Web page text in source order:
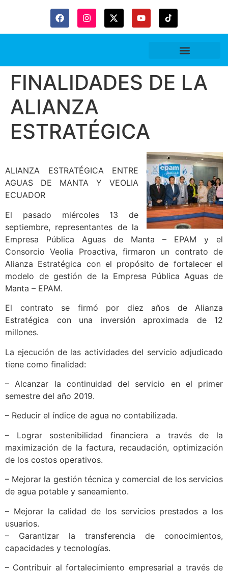
FINALIDADES DE LA
ALIANZA
ESTRATÉGICA
ALIANZA ESTRATÉGICA ENTRE
AGUAS DE MANTA Y VEOLIA
ECUADOR
El pasado miércoles 13 de
septiembre, representantes de la
Empresa Pública Aguas de Manta – EPAM y el
Consorcio Veolia Proactiva, firmaron un contrato de
Alianza Estratégica con el propósito de fortalecer el
modelo de gestión de la Empresa Pública Aguas de
Manta – EPAM.
El contrato se firmó por diez años de Alianza
Estratégica con una inversión aproximada de 12
millones.
La ejecución de las actividades del servicio adjudicado
tiene como finalidad:
– Alcanzar la continuidad del servicio en el primer
semestre del año 2019.
– Reducir el índice de agua no contabilizada.
– Lograr sostenibilidad financiera a través de la
maximización de la factura, recaudación, optimización
de los costos operativos.
– Mejorar la gestión técnica y comercial de los servicios
de agua potable y saneamiento.
– Mejorar la calidad de los servicios prestados a los
usuarios.
– Garantizar la transferencia de conocimientos,
capacidades y tecnologías.
– Contribuir al fortalecimiento empresarial a través de